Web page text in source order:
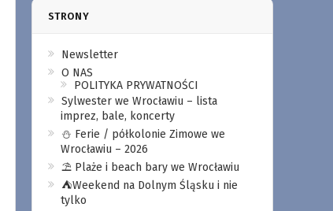
STRONY
Newsletter
O NAS
POLITYKA PRYWATNOŚCI
Sylwester we Wrocławiu – lista
imprez, bale, koncerty
⛄️ Ferie / półkolonie Zimowe we
Wrocławiu – 2026
⛱️ Plaże i beach bary we Wrocławiu
⛺️Weekend na Dolnym Śląsku i nie
tylko